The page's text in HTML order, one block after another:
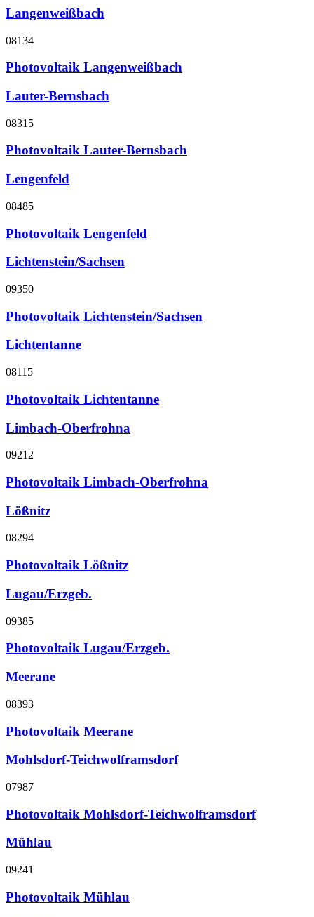
Langenweißbach
08134
Photovoltaik Langenweißbach
Lauter-Bernsbach
08315
Photovoltaik Lauter-Bernsbach
Lengenfeld
08485
Photovoltaik Lengenfeld
Lichtenstein/Sachsen
09350
Photovoltaik Lichtenstein/Sachsen
Lichtentanne
08115
Photovoltaik Lichtentanne
Limbach-Oberfrohna
09212
Photovoltaik Limbach-Oberfrohna
Lößnitz
08294
Photovoltaik Lößnitz
Lugau/Erzgeb.
09385
Photovoltaik Lugau/Erzgeb.
Meerane
08393
Photovoltaik Meerane
Mohlsdorf-Teichwolframsdorf
07987
Photovoltaik Mohlsdorf-Teichwolframsdorf
Mühlau
09241
Photovoltaik Mühlau